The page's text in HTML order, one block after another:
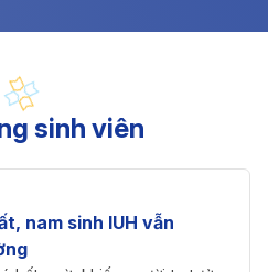
sinh viên
nam sinh IUH vẫn